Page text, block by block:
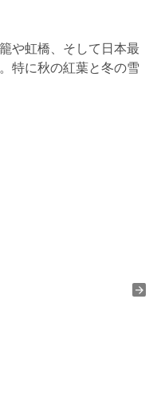
や虹橋、そして日本最
特に秋の紅葉と冬の雪